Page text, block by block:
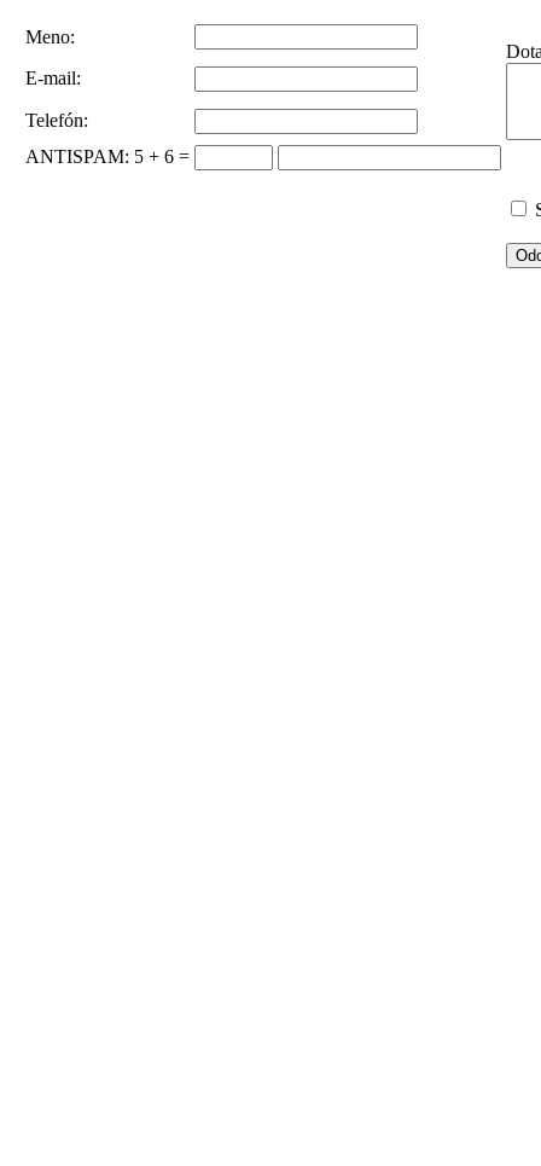
Meno:
E-mail:
Telefón:
ANTISPAM: 5 + 6 =